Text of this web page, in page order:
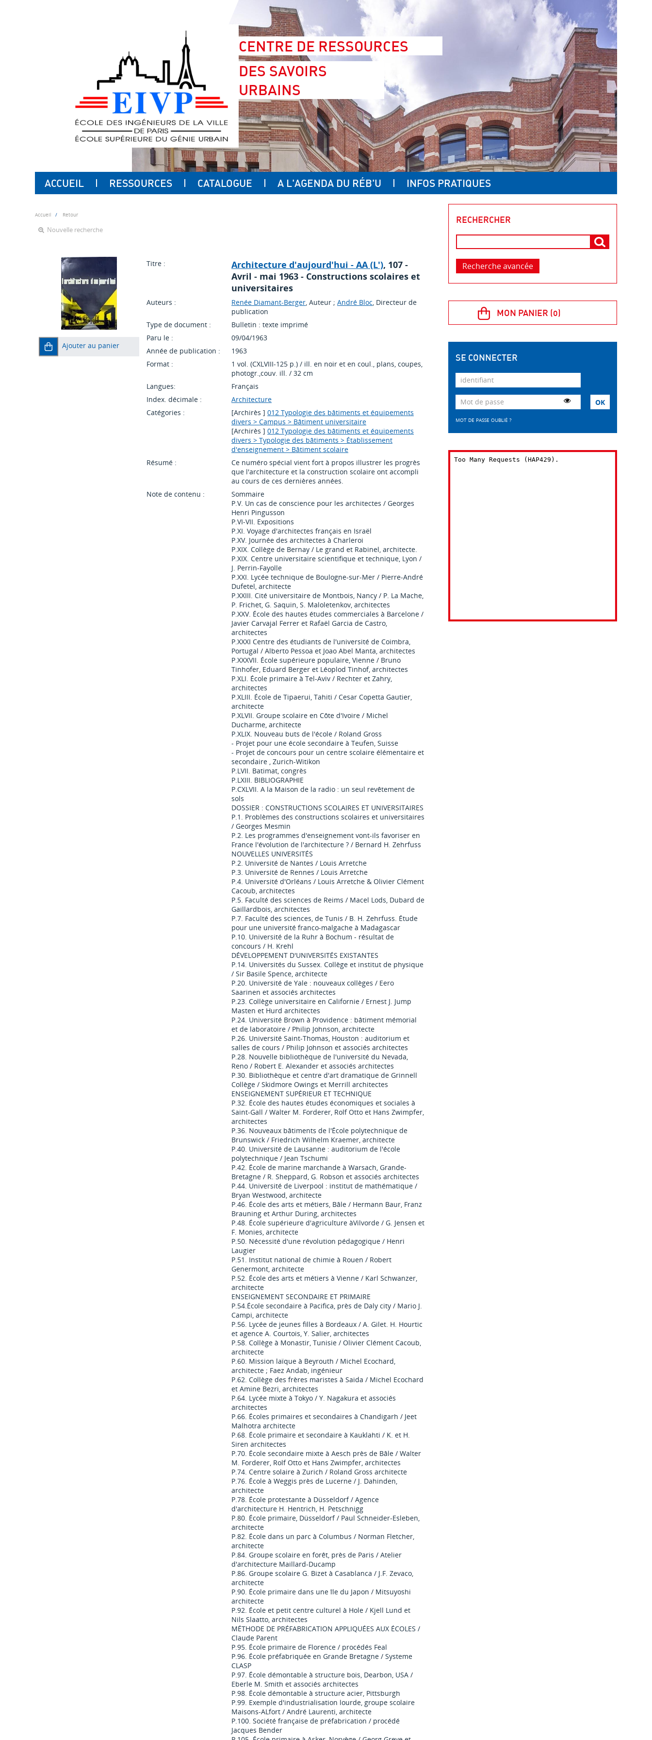
CENTRE DE RESSOURCES
DES SAVOIRS
URBAINS
ACCUEIL RESSOURCES CATALOGUE A L'AGENDA DU RÉB'U INFOS PRATIQUES
Accueil Retour
Nouvelle recherche
Ajouter au panier
Titre : Architecture d'aujourd'hui - AA (L'), 107 -
Avril - mai 1963 - Constructions scolaires et
universitaires
Auteurs : Renée Diamant-Berger, Auteur ;André Bloc, Directeur de
publication
Type de document :
Bulletin : texte imprimé
Paru le :
09/04/1963
Année de publication :
1963
Format :
1 vol. (CXLVIII-125 p.) / ill. en noir et en coul., plans, coupes,
photogr.,couv. ill. / 32 cm
Langues:
Français
Index. décimale :
Architecture
Catégories :
[Archirès ]012 Typologie des bâtiments et équipements
divers > Campus > Bâtiment universitaire
[Archirès ]012 Typologie des bâtiments et équipements
divers > Typologie des bâtiments > Établissement
d'enseignement > Bâtiment scolaire
Résumé :
Ce numéro spécial vient fort à propos illustrer les progrès
que l'architecture et la construction scolaire ont accompli
au cours de ces dernières années.
Note de contenu :
Sommaire
P.V. Un cas de conscience pour les architectes / Georges
Henri Pingusson
P.VI-VII. Expositions
P.XI. Voyage d'architectes français en Israël
P.XV. Journée des architectes à Charleroi
P.XIX. Collège de Bernay / Le grand et Rabinel, architecte.
P.XIX. Centre universitaire scientifique et technique, Lyon /
J. Perrin-Fayolle
P.XXI. Lycée technique de Boulogne-sur-Mer / Pierre-André
Dufetel, architecte
P.XXIII. Cité universitaire de Montbois, Nancy / P. La Mache,
P. Frichet, G. Saquin, S. Maloletenkov, architectes
P.XXV. École des hautes études commerciales à Barcelone /
Javier Carvajal Ferrer et Rafaël Garcia de Castro,
architectes
P.XXXI Centre des étudiants de l'université de Coimbra,
Portugal / Alberto Pessoa et Joao Abel Manta, architectes
P.XXXVII. École supérieure populaire, Vienne / Bruno
Tinhofer, Eduard Berger et Léoplod Tinhof, architectes
P.XLI. École primaire à Tel-Aviv / Rechter et Zahry,
architectes
P.XLIII. École de Tipaerui, Tahiti / Cesar Copetta Gautier,
architecte
P.XLVII. Groupe scolaire en Côte d'Ivoire / Michel
Ducharme, architecte
P.XLIX. Nouveau buts de l'école / Roland Gross
- Projet pour une école secondaire à Teufen, Suisse
- Projet de concours pour un centre scolaire élémentaire et
secondaire , Zurich-Witikon
P.LVII. Batimat, congrès
P.LXIII. BIBLIOGRAPHIE
P.CXLVII. A la Maison de la radio : un seul revêtement de
sols
DOSSIER : CONSTRUCTIONS SCOLAIRES ET UNIVERSITAIRES
P.1. Problèmes des constructions scolaires et universitaires
/ Georges Mesmin
P.2. Les programmes d'enseignement vont-ils favoriser en
France l'évolution de l'architecture ? / Bernard H. Zehrfuss
NOUVELLES UNIVERSITÉS
P.2. Université de Nantes / Louis Arretche
P.3. Université de Rennes / Louis Arretche
P.4. Université d'Orléans / Louis Arretche & Olivier Clément
Cacoub, architectes
P.5. Faculté des sciences de Reims / Macel Lods, Dubard de
Gaillardbois, architectes
P.7. Faculté des sciences, de Tunis / B. H. Zehrfuss. Étude
pour une université franco-malgache à Madagascar
P.10. Université de la Ruhr à Bochum - résultat de
concours / H. Krehl
DÉVELOPPEMENT D'UNIVERSITÉS EXISTANTES
P.14. Universités du Sussex. Collège et institut de physique
/ Sir Basile Spence, architecte
P.20. Université de Yale : nouveaux collèges / Eero
Saarinen et associés architectes
P.23. Collège universitaire en Californie / Ernest J. Jump
Masten et Hurd architectes
P.24. Université Brown à Providence : bâtiment mémorial
et de laboratoire / Philip Johnson, architecte
P.26. Université Saint-Thomas, Houston : auditorium et
salles de cours / Philip Johnson et associés architectes
P.28. Nouvelle bibliothèque de l'université du Nevada,
Reno / Robert E. Alexander et associés architectes
P.30. Bibliothèque et centre d'art dramatique de Grinnell
Collège / Skidmore Owings et Merrill architectes
ENSEIGNEMENT SUPÉRIEUR ET TECHNIQUE
P.32. École des hautes études économiques et sociales à
Saint-Gall / Walter M. Forderer, Rolf Otto et Hans Zwimpfer,
architectes
P.36. Nouveaux bâtiments de l'École polytechnique de
Brunswick / Friedrich Wilhelm Kraemer, architecte
P.40. Université de Lausanne : auditorium de l'école
polytechnique / Jean Tschumi
P.42. École de marine marchande à Warsach, Grande-
Bretagne / R. Sheppard, G. Robson et associés architectes
P.44. Université de Liverpool : institut de mathématique /
Bryan Westwood, architecte
P.46. École des arts et métiers, Bâle / Hermann Baur, Franz
Brauning et Arthur During, architectes
P.48. École supérieure d'agriculture àVilvorde / G. Jensen et
F. Monies, architecte
P.50. Nécessité d'une révolution pédagogique / Henri
Laugier
P.51. Institut national de chimie à Rouen / Robert
Genermont, architecte
P.52. École des arts et métiers à Vienne / Karl Schwanzer,
architecte
ENSEIGNEMENT SECONDAIRE ET PRIMAIRE
P.54.École secondaire à Pacifica, près de Daly city / Mario J.
Campi, architecte
P.56. Lycée de jeunes filles à Bordeaux / A. Gilet. H. Hourtic
et agence A. Courtois, Y. Salier, architectes
P.58. Collège à Monastir, Tunisie / Olivier Clément Cacoub,
architecte
P.60. Mission laïque à Beyrouth / Michel Ecochard,
architecte ; Faez Andab, ingénieur
P.62. Collège des frères maristes à Saida / Michel Ecochard
et Amine Bezri, architectes
P.64. Lycée mixte à Tokyo / Y. Nagakura et associés
architectes
P.66. Écoles primaires et secondaires à Chandigarh / Jeet
Malhotra architecte
P.68. École primaire et secondaire à Kauklahti / K. et H.
Siren architectes
P.70. École secondaire mixte à Aesch près de Bâle / Walter
M. Forderer, Rolf Otto et Hans Zwimpfer, architectes
P.74. Centre solaire à Zurich / Roland Gross architecte
P.76. École à Weggis près de Lucerne / J. Dahinden,
architecte
P.78. École protestante à Düsseldorf / Agence
d'architecture H. Hentrich, H. Petschnigg
P.80. École primaire, Düsseldorf / Paul Schneider-Esleben,
architecte
P.82. École dans un parc à Columbus / Norman Fletcher,
architecte
P.84. Groupe scolaire en forêt, près de Paris / Atelier
d'architecture Maillard-Ducamp
P.86. Groupe scolaire G. Bizet à Casablanca / J.F. Zevaco,
architecte
P.90. École primaire dans une île du Japon / Mitsuyoshi
architecte
P.92. École et petit centre culturel à Hole / Kjell Lund et
Nils Slaatto, architectes
MÉTHODE DE PRÉFABRICATION APPLIQUÉES AUX ÉCOLES /
Claude Parent
P.95. École primaire de Florence / procédés Feal
P.96. École préfabriquée en Grande Bretagne / Systeme
CLASP
P.97. École démontable à structure bois, Dearbon, USA /
Eberle M. Smith et associés architectes
P.98. École démontable à structure acier, Pittsburgh
P.99. Exemple d'industrialisation lourde, groupe scolaire
Maisons-ALfort / André Laurenti, architecte
P.100. Société française de préfabrication / procédé
Jacques Bender
RECHERCHER
Recherche avancée
SE CONNECTER
MOT DE PASSE OUBLIÉ ?